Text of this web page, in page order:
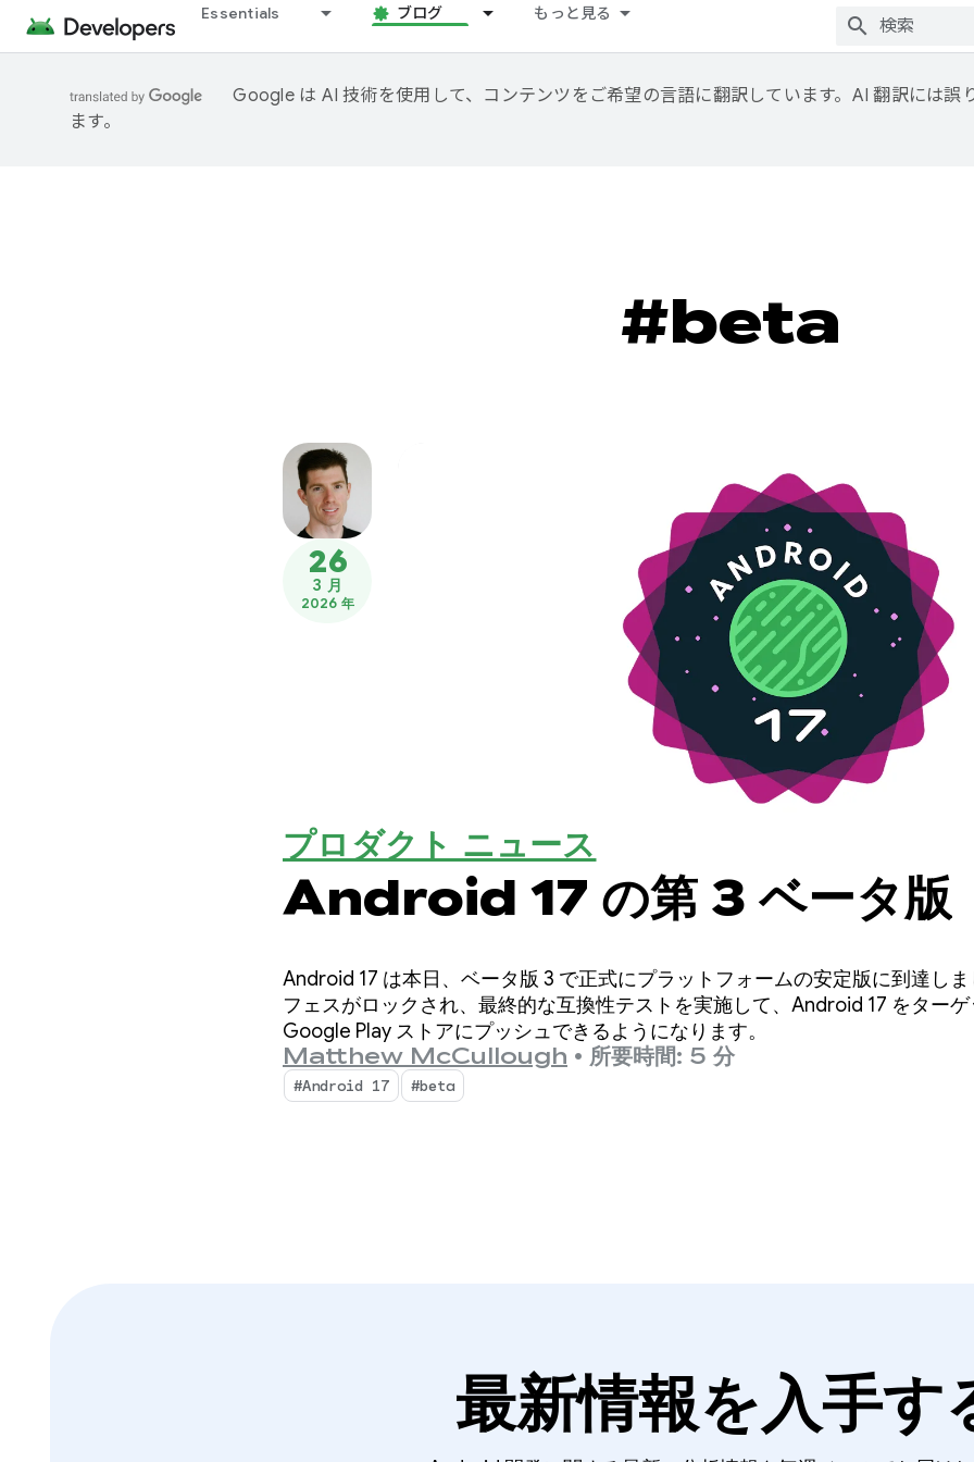
Essentials ブログ もっと見る
Google は AI 技術を使用して、コンテンツをご希望の言語に翻訳しています。AI 翻訳には誤
ます。
#beta
26
3 月
2026 年
プロダクト ニュース
Android 17 の第 3 ベータ版
Android 17 は本日、ベータ版 3 で正式にプラットフォームの安定版に到達し
フェスがロックされ、最終的な互換性テストを実施して、Android 17 をター
Google Play ストアにプッシュできるようになります。
Matthew McCullough • 所要時間: 5 分
#Android 17 #beta
最新情報を入手す